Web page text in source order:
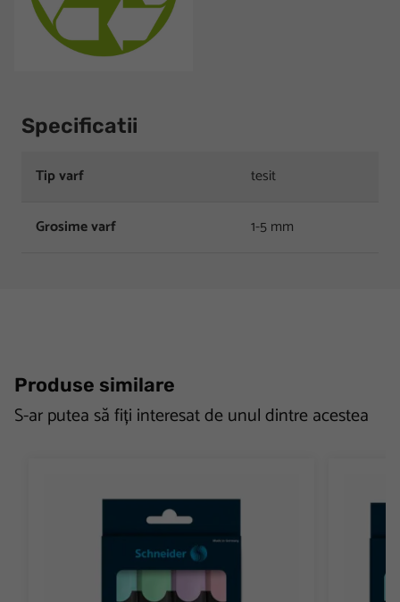
Specificatii
Tip varf tesit
Grosime varf 1-5 mm
Produse similare
S-ar putea să fiți interesat de unul dintre acestea